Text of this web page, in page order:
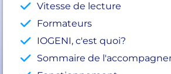
Vitesse de lecture
Formateurs
IOGENI, c'est quoi?
Sommaire de